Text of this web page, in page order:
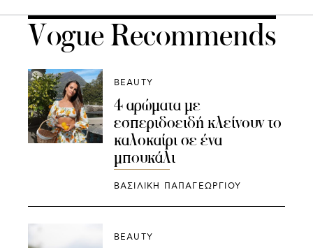
Vogue Recommends
BEAUTY
4 αρώματα με
εσπεριδοειδή κλείνουν το
καλοκαίρι σε ένα
μπουκάλι
ΒΑΣΙΛΙΚΗ ΠΑΠΑΓΕΩΡΓΙΟΥ
BEAUTY